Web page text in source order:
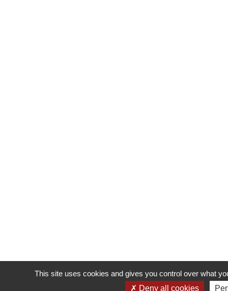
This site uses cookies and gives you control over what
Deny all cookies